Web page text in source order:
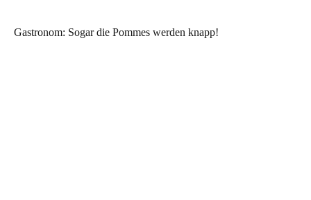
Gastronom: Sogar die Pommes werden knapp!